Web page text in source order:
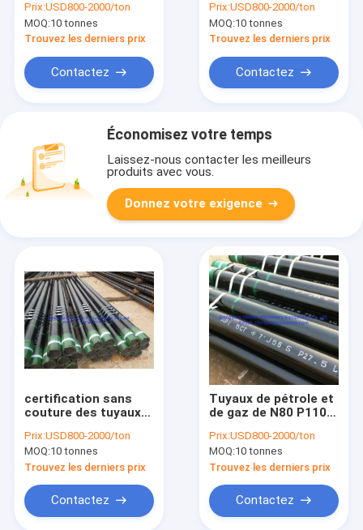
API 5CT OCTG
Prix:USD800-2000/ton
MOQ:10 tonnes
Trouvez les derniers prix
Contactez
fil de BTC pour le
perçage de puits de
pétrole
Prix:USD800-2000/ton
MOQ:10 tonnes
Trouvez les derniers prix
Contactez
Économisez votre temps
Laissez-nous contacter les meilleurs
produits avec vous.
Donnez votre exigence
certification sans
couture des tuyaux
de 3/8 pouce
pétroles et de gaz
Prix:USD800-2000/ton
MOQ:10 tonnes
Trouvez les derniers prix
Contactez
Tuyaux de pétrole et
de gaz de N80 P110,
enfermants en acier
sans couture
Prix:USD800-2000/ton
MOQ:10 tonnes
Trouvez les derniers prix
Contactez